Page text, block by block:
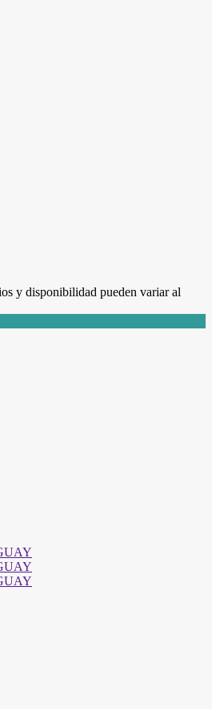
y disponibilidad pueden variar al